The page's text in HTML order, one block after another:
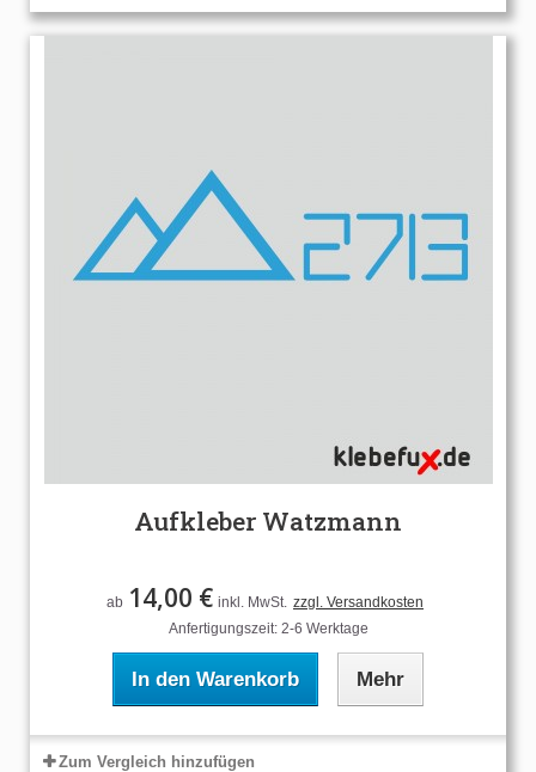
Aufkleber Watzmann
ab 14,00 € inkl. MwSt. zzgl. Versandkosten
Anfertigungszeit: 2-6 Werktage
In den Warenkorb Mehr
Zum Vergleich hinzufügen